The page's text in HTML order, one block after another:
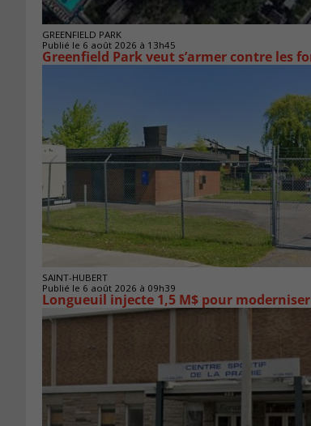
GREENFIELD PARK
Publié le 6 août 2026 à 13h45
Greenfield Park veut
SAINT-HUBERT
Publié le 6 août 2026 à 09h39
Longueuil injecte 1,5 M$ pour